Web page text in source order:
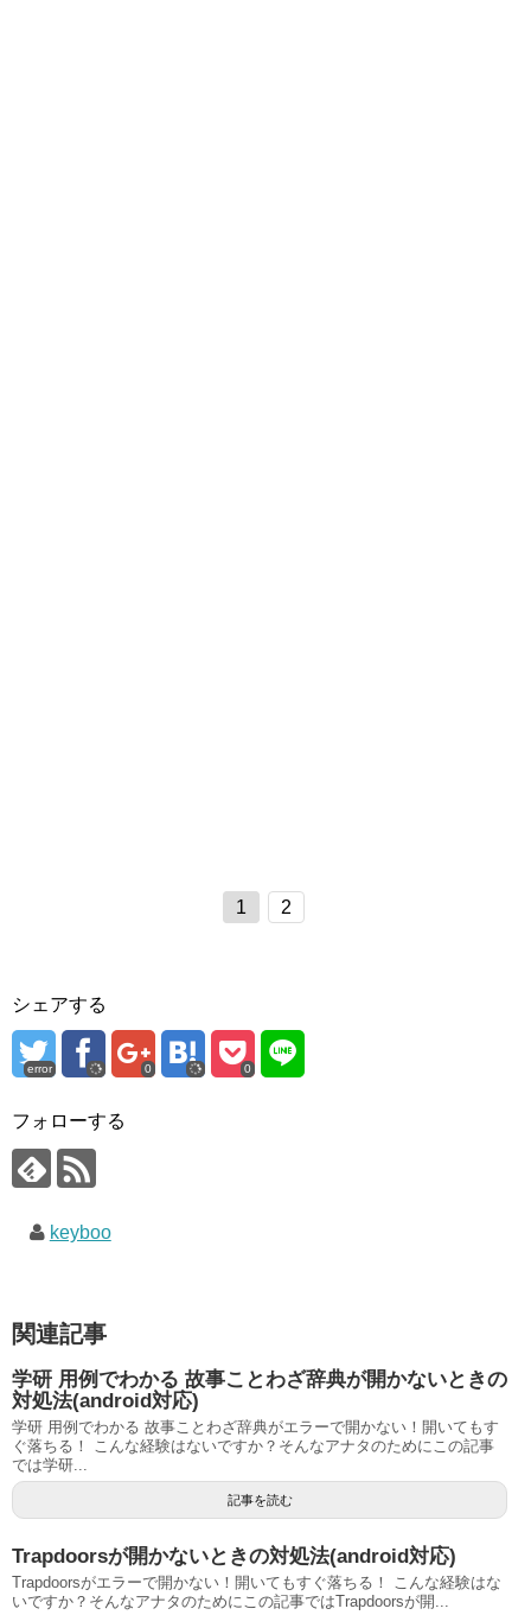
1 2
シェアする
error 0 0
フォローする
keyboo
関連記事
学研 用例でわかる 故事ことわざ辞典が開かないときの
対処法(android対応)
学研 用例でわかる 故事ことわざ辞典がエラーで開かない！開いてもす
ぐ落ちる！ こんな経験はないですか？そんなアナタのためにこの記事
では学研...
記事を読む
Trapdoorsが開かないときの対処法(android対応)
Trapdoorsがエラーで開かない！開いてもすぐ落ちる！ こんな経験はな
いですか？そんなアナタのためにこの記事ではTrapdoorsが開...